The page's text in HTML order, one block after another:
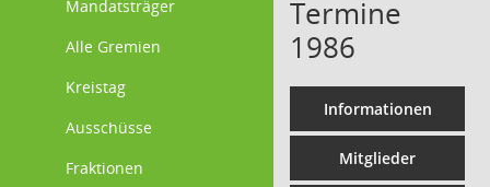
Mandatsträger
Alle Gremien
Kreistag
Ausschüsse
Fraktionen
Termine
1986
Informationen
Mitglieder